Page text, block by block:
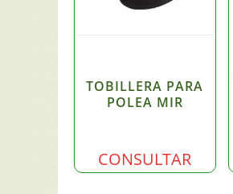
TOBILLERA PARA
POLEA MIR
CONSULTAR